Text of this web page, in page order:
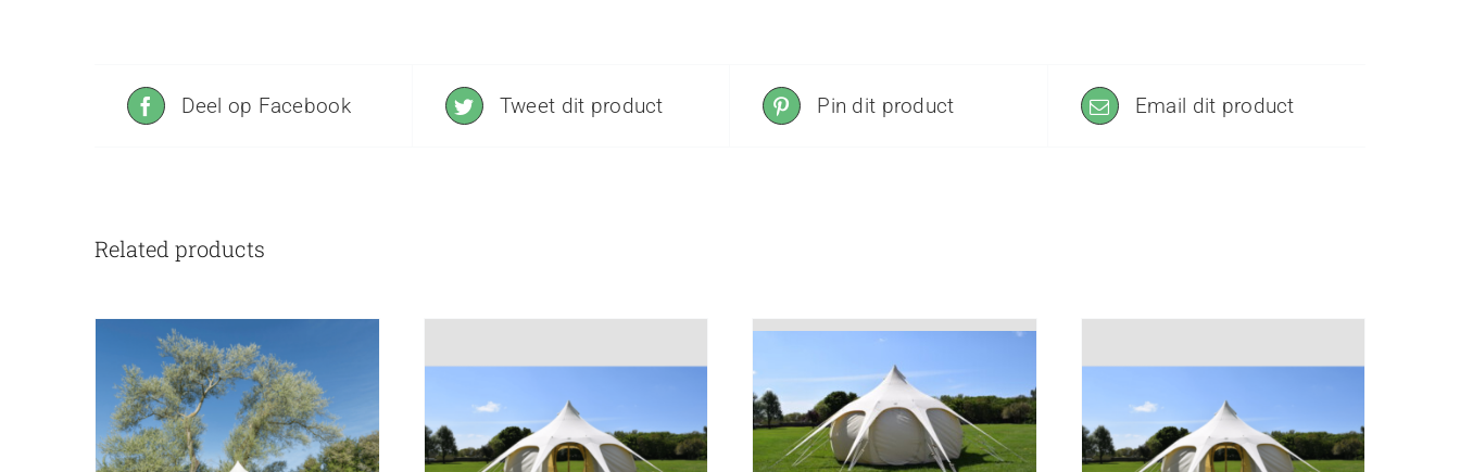
Deel op Facebook Tweet dit product Pin dit product Email dit product
Related products